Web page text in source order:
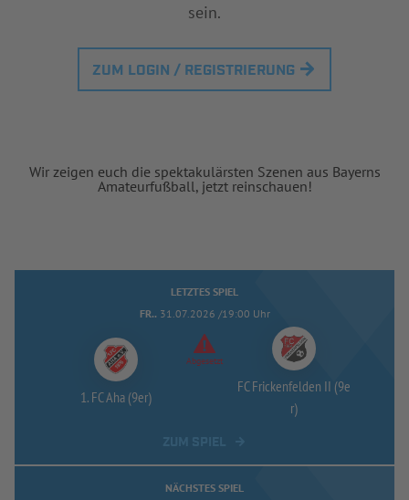
sein.
ZUM LOGIN / REGISTRIERUNG
Wir zeigen euch die spektakulärsten Szenen aus Bayerns
Amateurfußball, jetzt reinschauen!
LETZTES SPIEL
FR.. 31.07.2026 /19:00 Uhr
1. FC Aha (9er)
Abgesetzt
FC Frickenfelden II (9e
r)
NÄCHSTES SPIEL